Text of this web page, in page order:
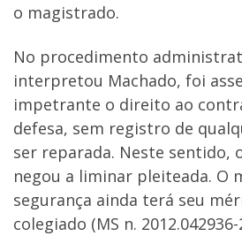
o magistrado.
No procedimento
interpretou Machado, foi
impetrante o direito ao
defesa, sem registro de
ser reparada. Neste sentido,
negou a liminar pleiteada. O
segurança ainda terá seu
colegiado (MS n. 2012.042936-